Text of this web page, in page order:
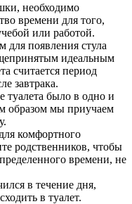
необходимо
времени для того,
или работой.
для появления стула
идеальным
считается период
завтрака.
было в одно и
образом мы приучаем
комфортного
родственников, чтобы
времени, не
в течение дня,
в туалет.